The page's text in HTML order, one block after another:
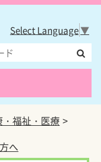
Select Language▼
・福祉・医療
へ